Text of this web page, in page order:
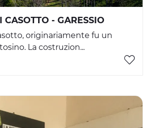
CASOTTO - GARESSIO
originariamente fu un
La costruzion...